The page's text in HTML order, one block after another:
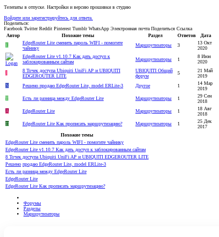
Телепаты в отпуске. Настройки и версию прошивки в студию
Войдите или зарегистрируйтесь для ответа.
Поделиться:
Facebook Twitter Reddit Pinterest Tumblr WhatsApp Электронная почта Поделиться Ссылка
Автор
Похожие темы Раздел Ответов
Дата
E
EdgeRouter Lite сменить пароль WIFI - помогите
чайнику
Маршрутизаторы 3
13 Окт
2020
EdgeRouter Lite v1.10.7 Как дать доступ к
заблокированным сайтам
Маршрутизаторы 1
8 Июн
2020
J
8 Точек доступа Ubiquiti UniFi AP и UBIQUITI
EDGEROUTER LITE
UBIQUITI Общий
форум
5
21 Май
2019
N
Решено продаю EdgeRouter Lite, model ERLite-3 Другое 1
14 Мар
2019
T
Есть ли разница между EdgeRouter Lite Маршрутизаторы 1
29 Сен
2018
А
EdgeRouter Lite Маршрутизаторы 1
18 Авг
2018
П
EdgeRouter Lite Как прописать маршрутизацию? Маршрутизаторы 1
25 Дек
2017
Похожие темы
EdgeRouter Lite сменить пароль WIFI - помогите чайнику
EdgeRouter Lite v1.10.7 Как дать доступ к заблокированным сайтам
8 Точек доступа Ubiquiti UniFi AP и UBIQUITI EDGEROUTER LITE
Решено продаю EdgeRouter Lite, model ERLite-3
Есть ли разница между EdgeRouter Lite
EdgeRouter Lite
EdgeRouter Lite Как прописать маршрутизацию?
Форумы
Разделы
Маршрутизаторы